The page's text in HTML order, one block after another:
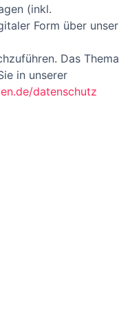
(inkl.
Form über unser
Das Thema
in unserer
datenschutz